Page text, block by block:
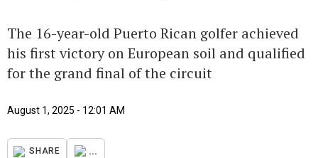
The 16-year-old Puerto Rican golfer achieved
his first victory on European soil and qualified
for the grand final of the circuit
August 1, 2025 - 12:01 AM
SHARE ...